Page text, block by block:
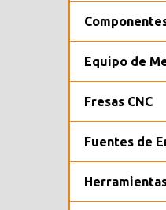
Equipo de
Fresas CNC
Fuentes de